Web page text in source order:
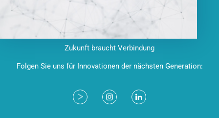
Zukunft braucht Verbindung
Folgen Sie uns für Innovationen der nächsten Generation: